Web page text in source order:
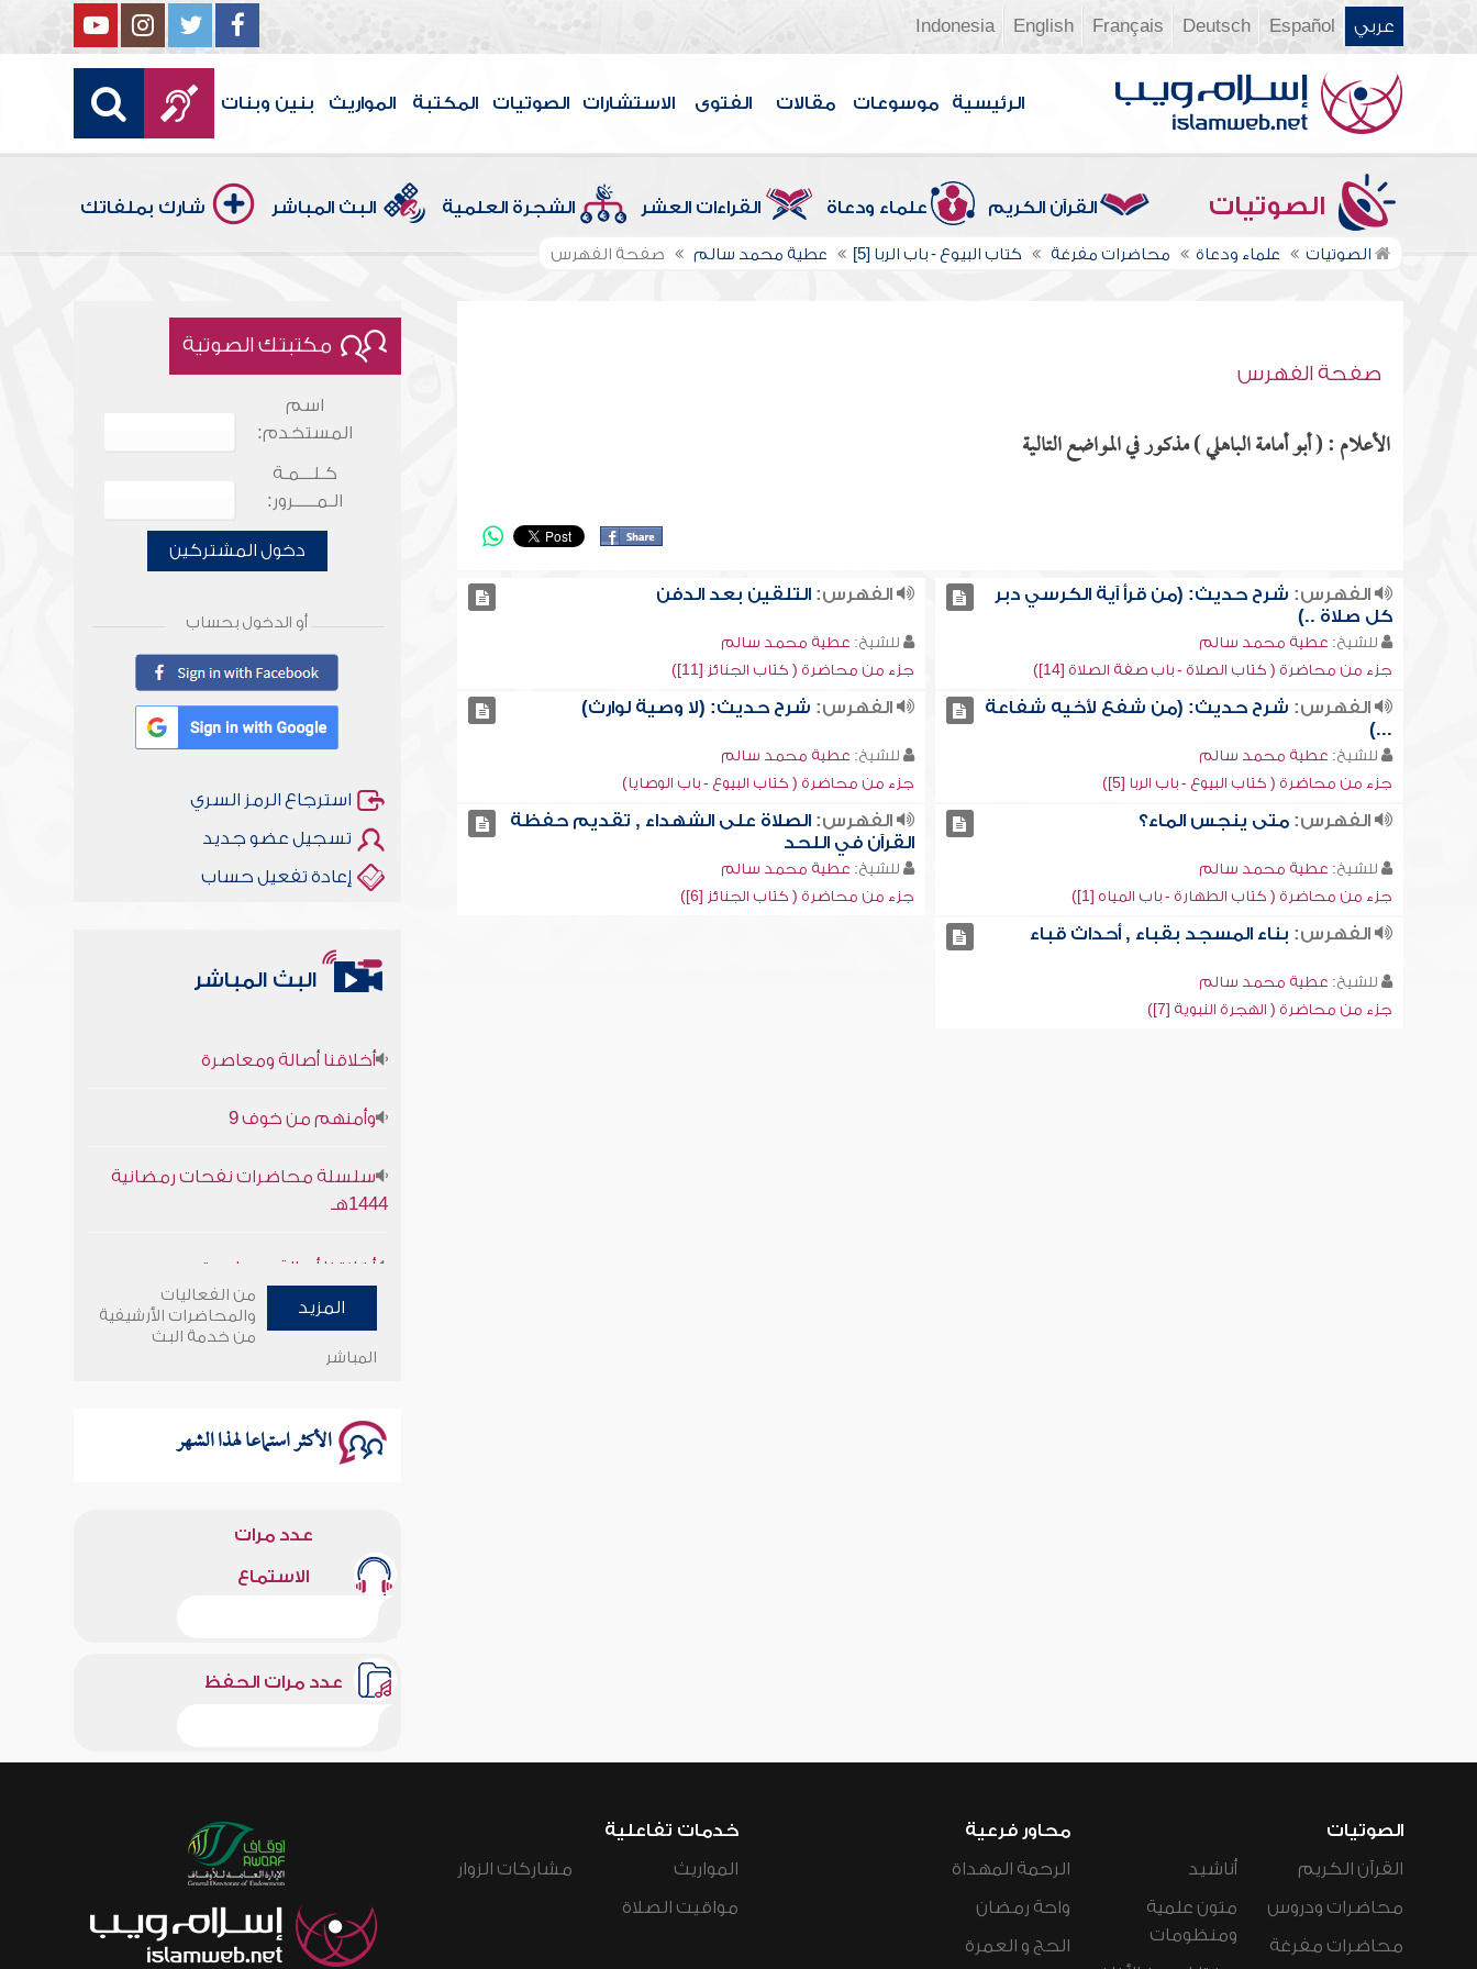
عربي Español
Deutsch
Français
English
Indonesia
الرئيسية موسوعات مقالات الفتوى الاستشارات الصوتيات المكتبة المواريث بنين وبنات
الصوتيات القرآن الكريم علماء ودعاة القراءات العشر الشجرة العلمية البث المباشر شارك بملفاتك
الصوتيات علماء ودعاة محاضرات مفرغة كتاب البيوع - باب الربا [5] عطية محمد سالم صفحة الفهرس
صفحة الفهرس
الأعلام : ( أبو أمامة الباهلي ) مذكور في المواضع التالية
الفهرس: شرح حديث: (من قرأ آية الكرسي دبر
كل صلاة ..)
للشيخ: عطية محمد سالم
جزء من محاضرة ( كتاب الصلاة - باب صفة الصلاة [14])
الفهرس: التلقين بعد الدفن
للشيخ: عطية محمد سالم
جزء من محاضرة ( كتاب الجنائز [11])
الفهرس: شرح حديث: (من شفع لأخيه شفاعة
...)
للشيخ: عطية محمد سالم
جزء من محاضرة ( كتاب البيوع - باب الربا [5])
الفهرس: شرح حديث: (لا وصية لوارث)
للشيخ: عطية محمد سالم
جزء من محاضرة ( كتاب البيوع - باب الوصايا)
الفهرس:متى ينجس الماء؟
للشيخ: عطية محمد سالم
جزء من محاضرة ( كتاب الطهارة - باب المياه [1])
الفهرس: الصلاة على الشهداء , تقديم حفظة
القرآن في اللحد
للشيخ: عطية محمد سالم
جزء من محاضرة ( كتاب الجنائز [6])
الفهرس: بناء المسجد بقباء , أحداث قباء
للشيخ: عطية محمد سالم
جزء من محاضرة ( الهجرة النبوية [7])
مكتبتك الصوتية
اسم
المستخدم:
كـلـــمـة
الـمـــــرور:
دخول المشتركين
أو الدخول بحساب
استرجاع الرمز السري
تسجيل عضو جديد
إعادة تفعيل حساب
البث المباشر
1444هـ
وأمنهم من خوف 9
سلسلة محاضرات نفحات رمضانية
المزيد
من الفعاليات
والمحاضرات الأرشيفية
من خدمة البث
المباشر
الأكثر استماعا لهذا الشهر
عدد مرات
الاستماع
عدد مرات الحفظ
الصوتيات
القرآن الكريم
محاضرات ودروس
محاضرات مفرغة
أناشيد
متون علمية
ومنظومات
محاور فرعية
الرحمة المهداة
واحة رمضان
الحج و العمرة
خدمات تفاعلية
المواريث
مواقيت الصلاة
مشاركات الزوار